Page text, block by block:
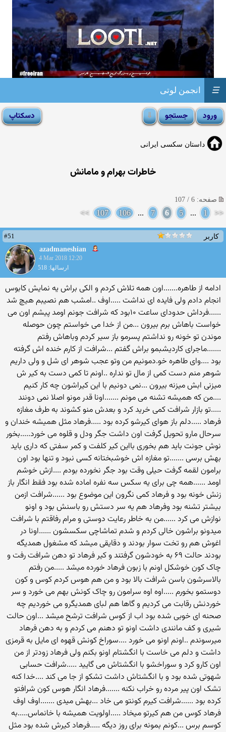
انجمن لوتی ☰
داستان سکسی ایرانی
خاطرات بهرام و مامانش
صفحه: 6 / 107
<<
1
...
5
6
7
...
106
107
>>
کاربر
#51
azadmaneshian
4 Mar 2018 12:20
ارسالها: 518
ادامه از طاهره.......اون همه تلاش کردم و الکی براش یه نمایش کابوس
انجام دادم ولی فایده ای نداشت .....اوف ..امشب هم نصیبم هیچ شد
......فرداش حدودای ساعت ۱۰بود که شرافت جونم اومد پیشم اون می
خواست باهاش برم بیرون ...من از خدا می خواستم چون حوصله
موندن تو خونه رو نداشتم پسرمو باز سیر کردم وباهاش رفتم
.......ماجرای کاردیشبمو براش گفتم ...شرافت از کارم خنده اش گرفته
بود ....وای طاهره خو.دمونیم من وتو عجب شوهر ای شل و ولی داریم
شوهر منم دست کمی از مال تو نداره ..اونم تا کمی دست به کیر ش
میزنی ابش میزنه بیرون ...نمی دونیم با این کیراشون چه کار کنیم
....من که همیشه تشنه می مونم .......اونا قدر مونو اصلا نمی دونند
.....تو بازار شرافت کمی خرید کرد و بعدش منو کشوند به طرف مغازه
فرهاد .....دلم باز هوای کیرشو کرده بود .....فرهاد مثل همیشه خندان و
سرحال مارو تحویل گرفت اون داشت جگر ودل و قلوه می خورد.....بخور
نوش جونت باید هم بخوری بااین کیر کلفت و کمر سفتی که داری باید
بهش برسی .......تو مغازه اش خوشبختانه کسی نبود و تنها بود اون
برامون لقمه گرفت حیلی وقت بود جگر نخورده بودم ....ازش خوشم
اومد ......همه چی برای یه سکس سه نفره اماده شده بود فقط انگار باز
زنش خونه بود و فرهاد کمی نگرون این موضوع بود ......شرافت ازمن
بیشتر تشنه بود وفرهاد هم یه سر دستش رو باسنش بود و اونو
نوازش می کرد ......من به خاطر رعایت دوستی و مرام رفاقتم با شرافت
میدونو براشون خالی کردم و شدم تماشاچی سکسشون ......اونا در
اغوش هم رو تخت سوار بودند و دقایقی میشد که مشغول همدیگه
بودند حالت ۶۹ به خودشون گرفتند و کیر فرهاد تو دهن شرافت رفت و
چاک کون خوشکل اونم با زبون فرهاد خورده میشد .....من رفتم
بالاسرشون باسن شرافت بالا بود و من هم هوس کردم کوس و کون
دوستمو بخورم .....اوه اوه سرامون رو چاک کونش بهم می خورد و سر
خوردنش رقابت می کردیم و گاها هم لبای همدیگرو می خوردیم چه
صحنه ای خوبی شده بود اب از کوس شرافت ترشح میشد ...اون حالت
شیری و کف مانندی داشت اونو تو دهنم می کردم و به دهن فرهاد
میرسوندم ..اونم اونو می خورد ....سوراخ کونش قهوه ای مایل به قرمزی
داشت و دلم می خاست با انگشتام اونو بکنم ولی فرهاد زودتر از من
اون کارو کرد و سوراخشو با انگشتاش می گایید .....شرافت حسابی
شهوتی شده بود و با انگشتاش داشت تشکو از جا می کند ....خدا کنه
تشک اون پیر مرده رو خراب نکنه .......فرهاد انگار هوس کون شرافتو
کرده بود ......شرافت کیرم کونتو می خاد ...بهش میدی .......اوف اوف
فرهاد کوس من هم کیرتو میخاد .....اولویت همیشه با خانماس.....به
کوسم برس ...کونم بمونه برای روز دیگه .....فرهاد کیرش شده بود مثل